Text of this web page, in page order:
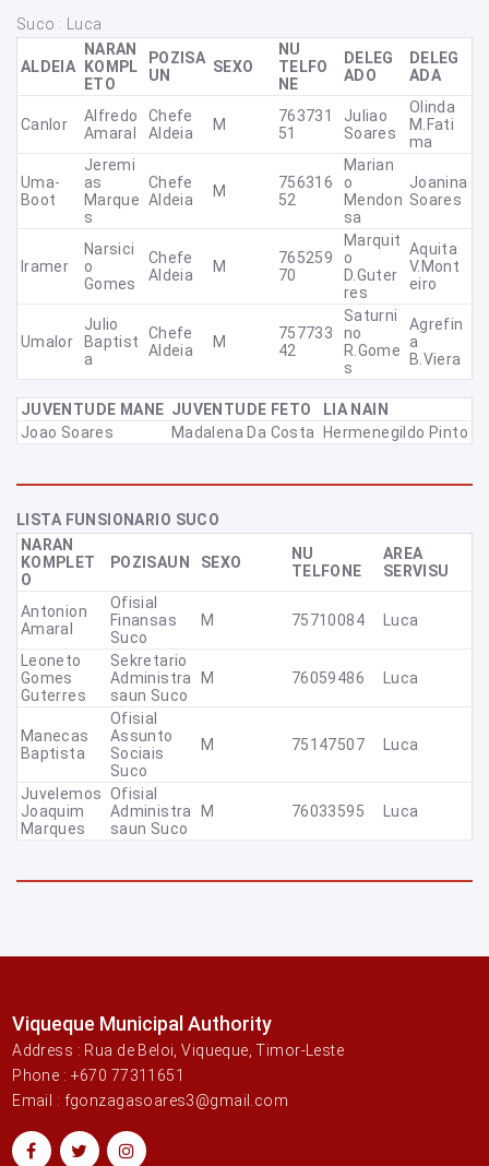
Suco : Luca
ALDEIA
NARAN
KOMPL
ETO
POZISA
UN
SEXO
NU
TELFO
NE
DELEG
ADO
DELEG
ADA
Canlor
Alfredo
Amaral
Chefe
Aldeia
M
763731
51
Juliao
Soares
Olinda
M.Fati
Ma
Uma-
Boot
Jeremi
As
Marque
S
Chefe
Aldeia
M
756316
52
Marian
O
Mendon
Sa
Joanina
Soares
Iramer
Narsici
O
Gomes
Chefe
Aldeia
M
765259
70
Marquit
O
D.Guter
Res
Aquita
V.Mont
Eiro
Umalor
Julio
Baptist
A
Chefe
Aldeia
M
757733
42
Saturni
No
R.Gome
S
Agrefin
A
B.Viera
JUVENTUDE MANE JUVENTUDE FETO
LIA NAIN
Joao Soares
Madalena Da Costa Hermenegildo Pinto
LISTA FUNSIONARIO SUCO
NARAN
KOMPLET
O
POZISAUN SEXO
NU
TELFONE
AREA
SERVISU
Antonion
Amaral
Ofisial
Finansas
Suco
M 75710084 Luca
Leoneto
Gomes
Guterres
Sekretario
Administra
Saun Suco
M 76059486 Luca
Manecas
Baptista
Ofisial
Assunto
Sociais
Suco
M 75147507 Luca
Juvelemos
Joaquim
Marques
Ofisial
Administra
Saun Suco
M 76033595 Luca
Viqueque Municipal Authority
Address : Rua de Beloi, Viqueque, Timor-Leste
Phone : +670 77311651
Email : fgonzagasoares3@gmail.com